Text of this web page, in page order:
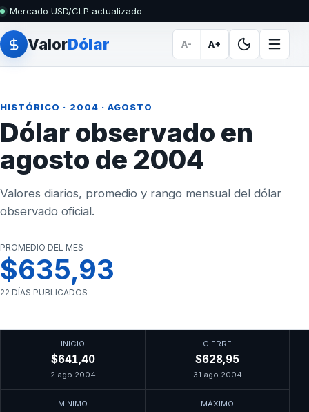
Mercado USD/CLP actualizado
ValorDólar A- A+
HISTÓRICO · 2004 · AGOSTO
Dólar observado en
agosto de 2004
Valores diarios, promedio y rango mensual del dólar
observado oficial.
PROMEDIO DEL MES
$635,93
22 DÍAS PUBLICADOS
INICIO
$641,40
2 ago 2004
CIERRE
$628,95
31 ago 2004
MÍNIMO MÁXIMO